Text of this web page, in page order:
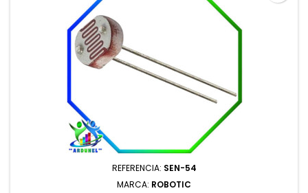
REFERENCIA: SEN-54
MARCA: ROBOTIC